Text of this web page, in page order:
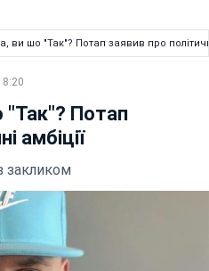
ви шо "Так"? Потап заявив про
"Так"? Потап
амбіції
закликом